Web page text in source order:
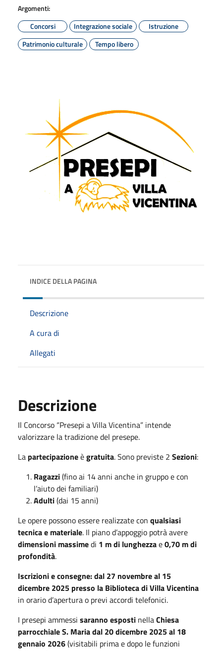
Argomenti:
Concorsi
Integrazione sociale
Istruzione
Patrimonio culturale
Tempo libero
INDICE DELLA PAGINA
Descrizione
A cura di
Allegati
Descrizione
Il Concorso “Presepi a Villa Vicentina” intende
valorizzare la tradizione del presepe.
La partecipazioneègratuita. Sono previste 2 Sezioni:
Ragazzi(fino ai 14 anni anche in gruppo e con
l’aiuto dei familiari)
Adulti(dai 15 anni)
Le opere possono essere realizzate con qualsiasi
tecnica e materiale. Il piano d’appoggio potrà avere
dimensioni massimedi 1 m di lunghezzae0,70 m di
profondità.
Iscrizioni e consegne: dal 27 novembre al 15
dicembre 2025 presso la Biblioteca di Villa Vicentina
in orario d’apertura o previ accordi telefonici.
I presepi ammessi saranno esposti nellaChiesa
parrocchiale S. Mariadal 20 dicembre 2025 al 18
gennaio 2026(visitabili prima e dopo le funzioni